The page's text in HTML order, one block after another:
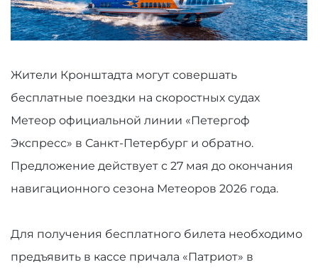
Жители Кронштадта могут совершать
бесплатные поездки на скоростных судах
Метеор официальной линии «Петергоф
Экспресс» в Санкт-Петербург и обратно.
Предложение действует с 27 мая до окончания
навигационного сезона Метеоров 2026 года.
Для получения бесплатного билета необходимо
предъявить в кассе причала «Патриот» в